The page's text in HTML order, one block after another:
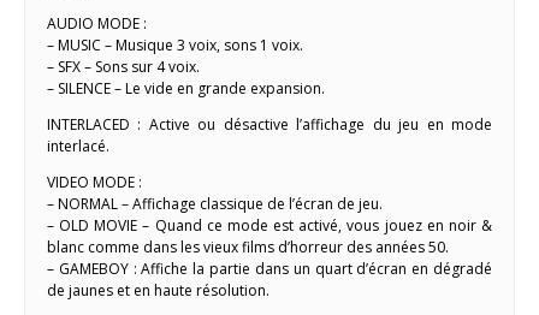
AUDIO MODE :
– MUSIC – Musique 3 voix, sons 1 voix.
– SFX – Sons sur 4 voix.
– SILENCE – Le vide en grande expansion.
INTERLACED : Active ou désactive l’affichage du jeu en mode
interlacé.
VIDEO MODE :
– NORMAL – Affichage classique de l’écran de jeu.
– OLD MOVIE – Quand ce mode est activé, vous jouez en noir &
blanc comme dans les vieux films d’horreur des années 50.
– GAMEBOY : Affiche la partie dans un quart d’écran en dégradé
de jaunes et en haute résolution.